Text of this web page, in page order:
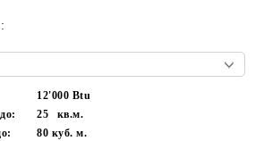
12'000 Btu
25
кв.м.
80 куб. м.